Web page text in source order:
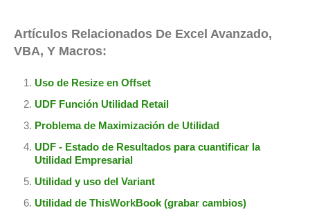
Artículos Relacionados De Excel Avanzado,
VBA, Y Macros:
Uso de Resize en Offset
UDF Función Utilidad Retail
Problema de Maximización de Utilidad
UDF - Estado de Resultados para cuantificar la
Utilidad Empresarial
Utilidad y uso del Variant
Utilidad de ThisWorkBook (grabar cambios)